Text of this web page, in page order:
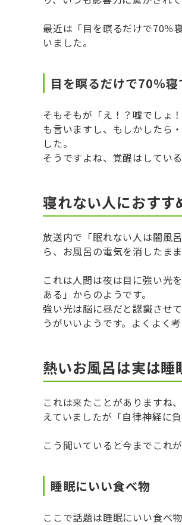
最近は「目を瞑るだけで70％
いました。
目を瞑るだけで70％寝
そもそもが「え！？嘘でしょ
も言いますし、もしかしたら
した。
そうですよね、覚醒はしてい
寝れない人におすす
放送内で「眠れない人は闇風
ら、お風呂の電気を消したま
これは人間は夜は目に強い光
ある」からのようです。
強い光は脳に昼だと認識させ
うがいいようです。よくよく
熱いお風呂は実は睡
これは来たことがありますね
えていましたが「自律神経に
こう聞いていると今までこれ
睡眠にいい食べ物
ここで話題は睡眠にいい食べ